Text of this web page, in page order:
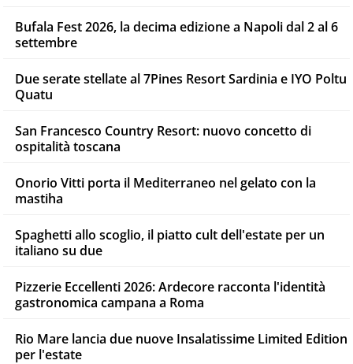
Bufala Fest 2026, la decima edizione a Napoli dal 2 al 6
settembre
Due serate stellate al 7Pines Resort Sardinia e IYO Poltu
Quatu
San Francesco Country Resort: nuovo concetto di
ospitalità toscana
Onorio Vitti porta il Mediterraneo nel gelato con la
mastiha
Spaghetti allo scoglio, il piatto cult dell'estate per un
italiano su due
Pizzerie Eccellenti 2026: Ardecore racconta l'identità
gastronomica campana a Roma
Rio Mare lancia due nuove Insalatissime Limited Edition
per l'estate